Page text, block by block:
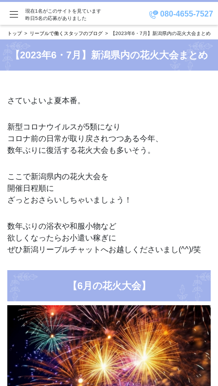
080-4655-7527
現在1名がこのサイトを見ています
昨日5名の応募がありました
トップ リーブルで働くスタッフのブログ 【2023年6・7月】新潟県内の花火大会まとめ
【2023年6・7月】新潟県内の花火大会まとめ
さていよいよ夏本番。
新型コロナウイルスが5類になり
コロナ前の日常が取り戻されつつある今年、
数年ぶりに復活する花火大会も多いそう。
ここで新潟県内の花火大会を
開催日程順に
ざっとおさらいしちゃいましょう！
数年ぶりの浴衣や和服小物など
欲しくなったらお小遣い稼ぎに
ぜひ新潟リーブルチャットへお越しくださいまし(^^)/笑
【6月の花火大会】